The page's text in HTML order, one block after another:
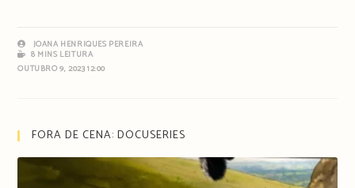
JOANA HENRIQUES PEREIRA
8 MINS LEITURA
OUTUBRO 9, 2023 12:00
FORA DE CENA: DOCUSERIES